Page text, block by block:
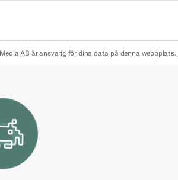
AB är ansvarig för dina data på denna webbplats.